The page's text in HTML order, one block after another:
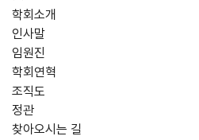
학회소개
인사말
임원진
학회연혁
조직도
정관
찾아오시는 길